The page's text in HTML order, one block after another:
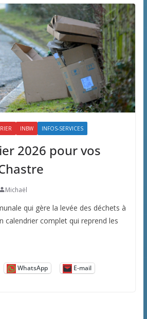
INBW INFOS-SERVICES
2026 pour vos
Michaël
qui gère la levée des déchets à
calendrier complet qui reprend les
WhatsApp E-mail